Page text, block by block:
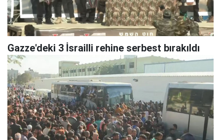
Gazze'deki 3 İsrailli rehine serbest bırakıldı